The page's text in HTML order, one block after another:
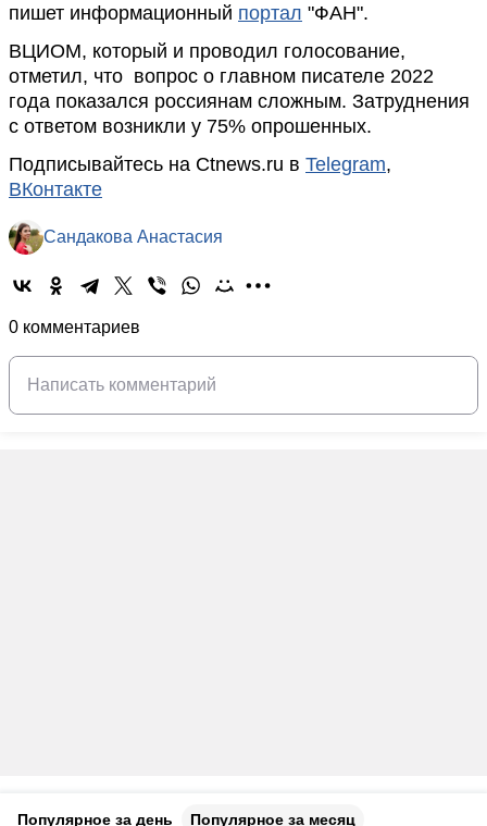
пишет информационный портал "ФАН".
ВЦИОМ, который и проводил голосование,
отметил, что вопрос о главном писателе 2022
года показался россиянам сложным. Затруднения
с ответом возникли у 75% опрошенных.
Подписывайтесь на Ctnews.ru в Telegram,
ВКонтакте
Сандакова Анастасия
0 комментариев
Популярное за день Популярное за месяц